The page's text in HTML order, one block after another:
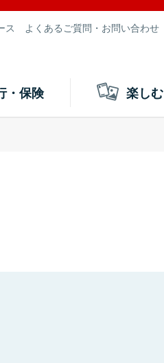
ス よくあるご質問・お問い合わせ
・保険 楽しむ